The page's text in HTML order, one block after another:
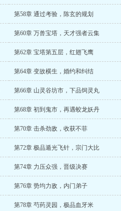
第58章 通过考验，陈玄的规划
第60章 万兽宝塔，天才强者云集
第62章 宝塔第五层，红翅飞鹰
第64章 变故横生，婚约和纠结
第66章 山灵谷坊市，下品饲灵丸
第68章 初到鬼市，再遇蛟龙妖丹
第70章 击杀劲敌，收获不菲
第72章 极品遁光飞针，宗门大比
第74章 力压众强，晋级决赛
第76章 势均力敌，内门弟子
第78章 芍药灵园，极品血牙米